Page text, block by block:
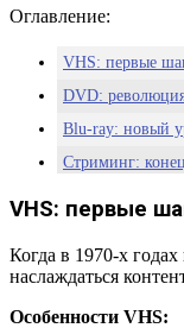
Оглавление:
VHS: первые
DVD: революция
Blu-ray: новый
Стриминг:
VHS: первые
Когда в 1970-х
наслаждаться
Особенности VHS: